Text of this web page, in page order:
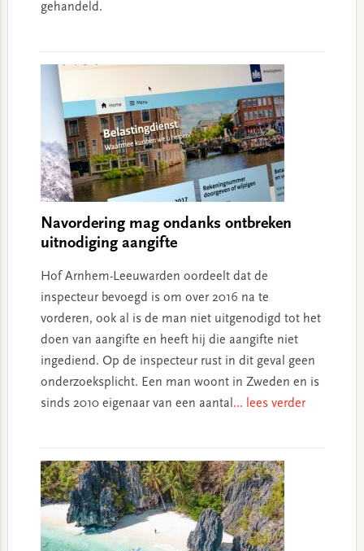
gehandeld.
Navordering mag ondanks ontbreken
uitnodiging aangifte
Hof Arnhem-Leeuwarden oordeelt dat de
inspecteur bevoegd is om over 2016 na te
vorderen, ook al is de man niet uitgenodigd tot het
doen van aangifte en heeft hij die aangifte niet
ingediend. Op de inspecteur rust in dit geval geen
onderzoeksplicht. Een man woont in Zweden en is
sinds 2010 eigenaar van een aantal... lees verder